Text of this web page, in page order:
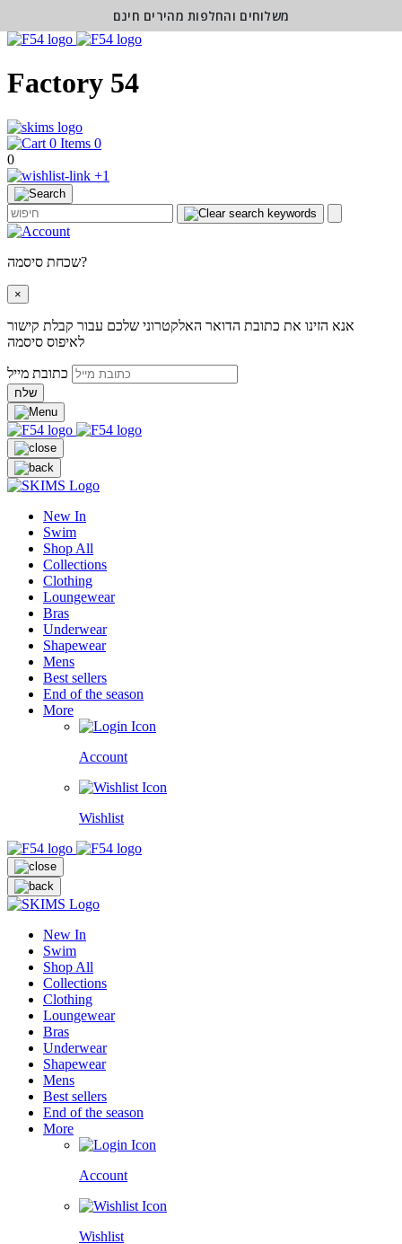
Factory 54
0
0
+1
שכחת סיסמה?
×
אנא הזינו את כתובת הדואר האלקטרוני שלכם עבור קבלת קישור
לאיפוס סיסמה
שלח
New In
Swim
Shop All
Collections
Clothing
Loungewear
Bras
Underwear
Shapewear
Mens
Best sellers
End of the season
More
Account
Wishlist
New In
Swim
Shop All
Collections
Clothing
Loungewear
Bras
Underwear
Shapewear
Mens
Best sellers
End of the season
More
Account
Wishlist
משלוחים והחלפות מהירים חינם